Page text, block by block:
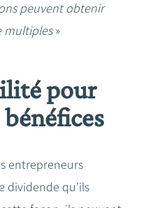
peuvent obtenir
multiples»
pour
entrepreneurs
dividende qu’ils